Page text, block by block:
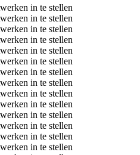
in te stellen
in te stellen
in te stellen
in te stellen
in te stellen
in te stellen
in te stellen
in te stellen
in te stellen
in te stellen
in te stellen
in te stellen
in te stellen
in te stellen